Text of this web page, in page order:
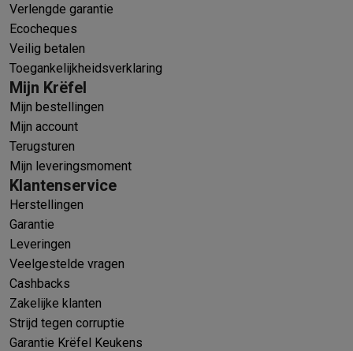
Verlengde garantie
Ecocheques
Veilig betalen
Toegankelijkheidsverklaring
Mijn Krëfel
Mijn bestellingen
Mijn account
Terugsturen
Mijn leveringsmoment
Klantenservice
Herstellingen
Garantie
Leveringen
Veelgestelde vragen
Cashbacks
Zakelijke klanten
Strijd tegen corruptie
Garantie Krëfel Keukens